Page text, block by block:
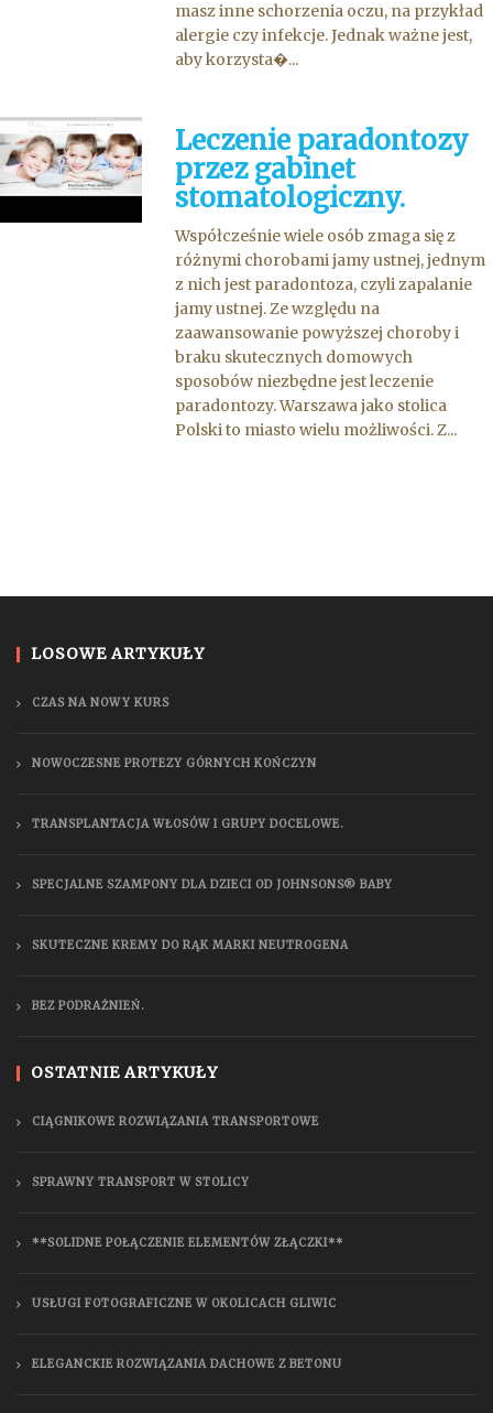
masz inne schorzenia oczu, na przykład
alergie czy infekcje. Jednak ważne jest,
aby korzysta�...
Leczenie paradontozy
przez gabinet
stomatologiczny.
Współcześnie wiele osób zmaga się z
różnymi chorobami jamy ustnej, jednym
z nich jest paradontoza, czyli zapalanie
jamy ustnej. Ze względu na
zaawansowanie powyższej choroby i
braku skutecznych domowych
sposobów niezbędne jest leczenie
paradontozy. Warszawa jako stolica
Polski to miasto wielu możliwości. Z...
LOSOWE ARTYKUŁY
CZAS NA NOWY KURS
NOWOCZESNE PROTEZY GÓRNYCH KOŃCZYN
TRANSPLANTACJA WŁOSÓW I GRUPY DOCELOWE.
SPECJALNE SZAMPONY DLA DZIECI OD JOHNSONS® BABY
SKUTECZNE KREMY DO RĄK MARKI NEUTROGENA
BEZ PODRAŻNIEŃ.
OSTATNIE ARTYKUŁY
CIĄGNIKOWE ROZWIĄZANIA TRANSPORTOWE
SPRAWNY TRANSPORT W STOLICY
**SOLIDNE POŁĄCZENIE ELEMENTÓW ZŁĄCZKI**
USŁUGI FOTOGRAFICZNE W OKOLICACH GLIWIC
ELEGANCKIE ROZWIĄZANIA DACHOWE Z BETONU